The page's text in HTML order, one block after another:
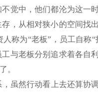
觉中，他们都沦为这一
，从相对狭小的空间找
称为“老板”，员工自称“
与老板分别追求着各自
。
虽然行动看上去还算协